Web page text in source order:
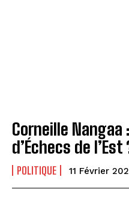
Corneille Nangaa
d’Échecs de l’Est
POLITIQUE 11 Février